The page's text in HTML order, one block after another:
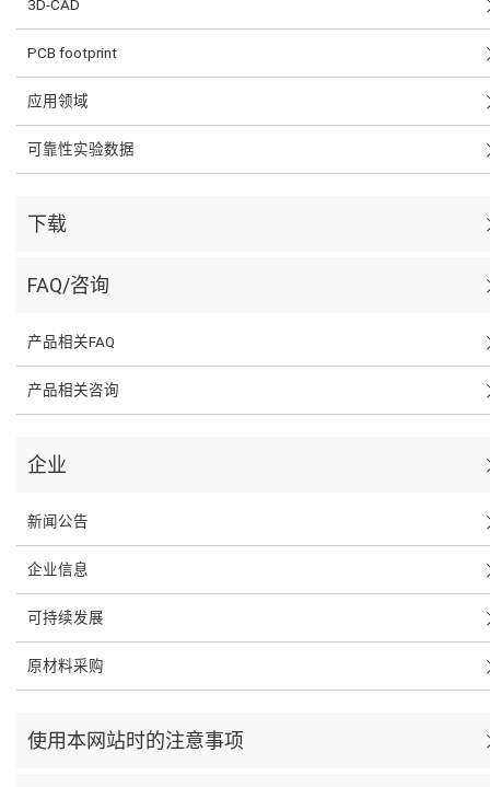
3D-CAD
PCB footprint
应用领域
可靠性实验数据
下载
FAQ/咨询
产品相关FAQ
产品相关咨询
企业
新闻公告
企业信息
可持续发展
原材料采购
使用本网站时的注意事项